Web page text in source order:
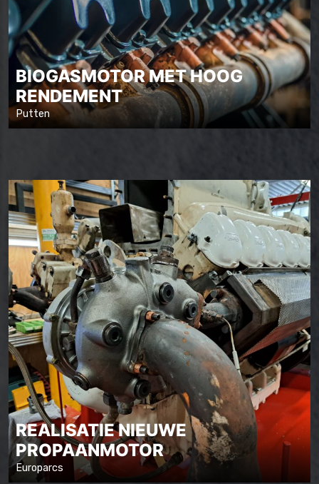
BIOGASMOTOR MET HOOG
RENDEMENT
Putten
REALISATIE NIEUWE
PROPAANMOTOR
Europarcs